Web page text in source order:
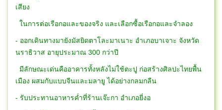
เสียง
ในการต่อเรือกอและของจริง และเลือกซื้อเรือกอและจำลอง
- ออกเดินทางมายังมัสยิดตาโละมาเนาะ อำเภอบาเจาะ จังหวัด
นราธิวาส อายุประมาณ 300 กว่าปี
มีลักษณะเด่นคืออาคารทั้งหลังไม่ใช้ตะปู ก่อสร้างศิลปะไทยพื้น
เมือง ผสมกับแบบจีนและมลายู ได้อย่างกลมกลืน
- รับประทานอาหารค่ำที่ร้านเจ๊ะกา อำเภอยี่งอ